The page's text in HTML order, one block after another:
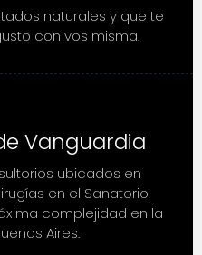
naturales y que te
con vos misma.
Vanguardia
ubicados en
en el Sanatorio
complejidad en la
Aires.